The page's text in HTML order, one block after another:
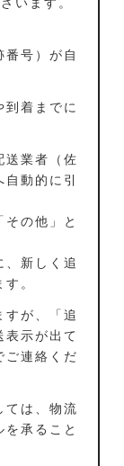
番号）が自
到着までに
送業者（佐
動的に引
の他」と
、新しく追
。
すが、「追
表示が出て
ご連絡くだ
ては、物流
承ること